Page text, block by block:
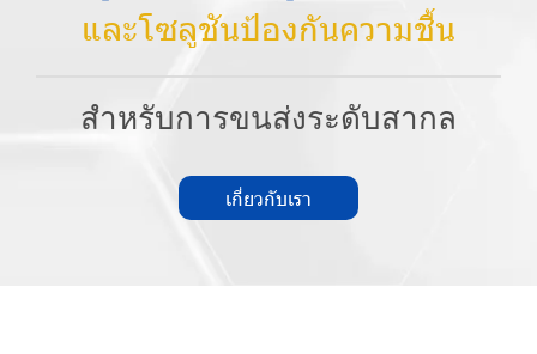
และโซลูชันป้องกันความชื้น
สำหรับการขนส่งระดับสากล
เกี่ยวกับเรา